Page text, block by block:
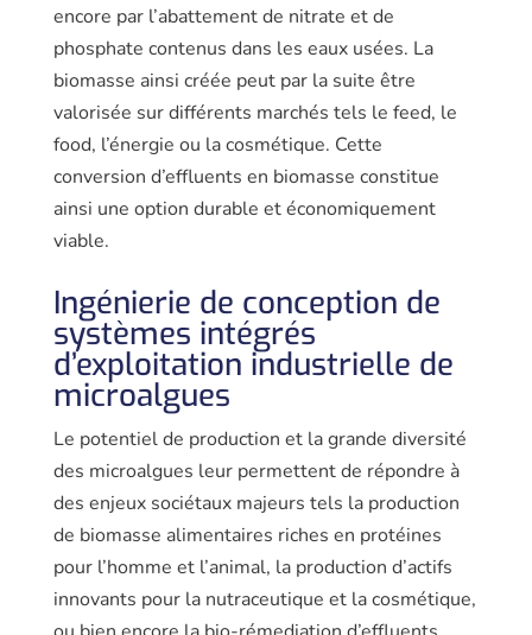
encore par l’abattement de nitrate et de
phosphate contenus dans les eaux usées. La
biomasse ainsi créée peut par la suite être
valorisée sur différents mar­chés tels le feed, le
food, l’énergie ou la cosmétique. Cette
conversion d’effluents en biomasse constitue
ainsi une option durable et économiquement
viable.
Ingénierie de conception de
systèmes intégrés
d’exploitation industrielle de
microalgues
Le potentiel de production et la grande diversité
des microalgues leur per­mettent de répondre à
des enjeux socié­taux majeurs tels la production
de bio­masse alimentaires riches en protéines
pour l’homme et l’animal, la production d’actifs
innovants pour la nutraceutique et la cosmétique,